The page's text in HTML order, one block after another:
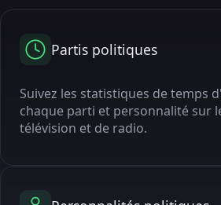
Partis politiques
Suivez les statistiques de temps
chaque parti et personnalité sur
télévision et de radio.